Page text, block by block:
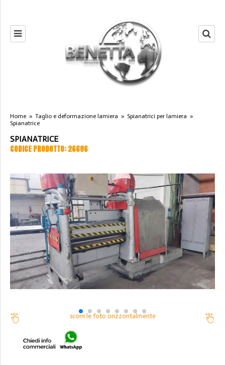
Home » Taglio e deformazione lamiera » Spianatrici per lamiera »
Spianatrice
SPIANATRICE
CODICE PRODOTTO: 26686
scorri le foto orizzontalmente